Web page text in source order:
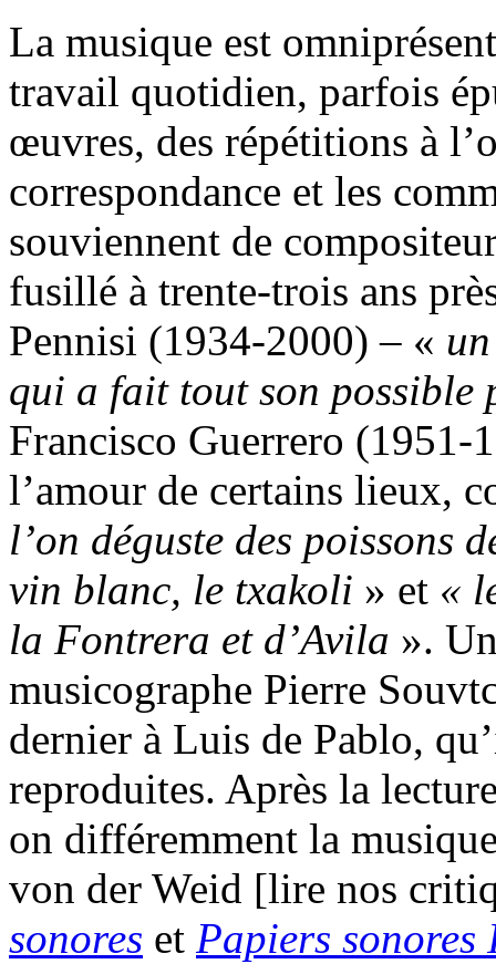
La musique est
travail quotidien, parfois
œuvres, des répétitions à
correspondance et les
souviennent de
fusillé à trente-trois ans
Pennisi (1934-2000) – «
qui a fait tout son possible
Francisco Guerrero (1951-
l’amour de certains lieux,
l’on déguste des poissons
vin blanc, le txakoli » et «
la Fontrera et d’Avila ».
musicographe Pierre
dernier à Luis de Pablo,
reproduites. Après la
on différemment la
von der Weid [lire nos
sonores et Papiers sonores